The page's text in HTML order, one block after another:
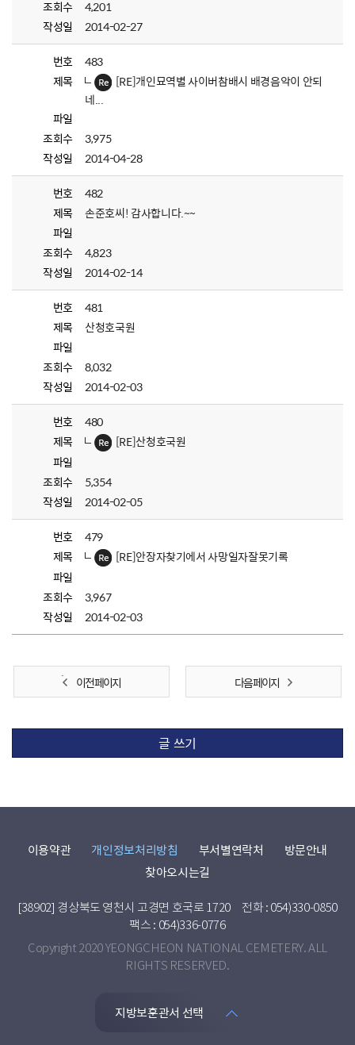
조회수
4,201
작성일
2014-02-27
번호
483
제목
네...
파일
조회수
3,975
작성일
2014-04-28
번호
482
제목
손준호씨! 감사합니다.~~
파일
조회수
4,823
작성일
2014-02-14
번호
481
제목
산청호국원
파일
조회수
8,032
작성일
2014-02-03
번호
480
제목
[RE]산청호국원
파일
조회수
5,354
작성일
2014-02-05
번호
479
제목
[RE]안장자찾기에서 사망일자잘못기록
파일
조회수
3,967
작성일
2014-02-03
이전 페이지 다음 페이지
글 쓰기
이용약관 개인정보처리방침 부서별연락처
방문안내
찾아오시는길
[38902] 경상북도 영천시 고경면 호국로 1720
전화 : 054)330-0850
팩스 : 054)336-0776
Copyright 2020 YEONGCHEON NATIONAL CEMETERY. ALL
RIGHTS RESERVED.
지방보훈관서 선택